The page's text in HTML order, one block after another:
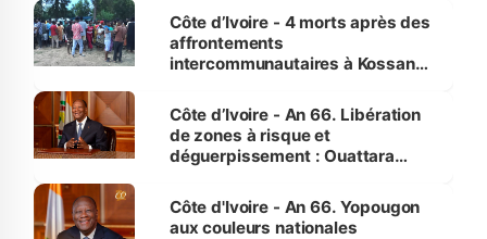
générations futures »
Côte d’Ivoire - 4 morts après des
affrontements
intercommunautaires à Kossandji
milieu des sinistrés
Côte d’Ivoire - An 66. Libération
de zones à risque et
déguerpissement : Ouattara
l'Etat de droit pour préserver les
vies humaines »
Côte d'Ivoire - An 66. Yopougon
aux couleurs nationales